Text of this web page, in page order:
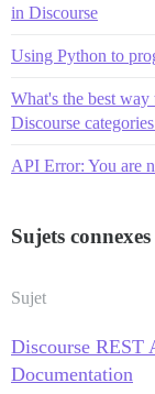
in Discourse
Using Python to
What's the best
Discourse
API Error: You are
Sujets connexes
Sujet
Discourse REST
Documentation